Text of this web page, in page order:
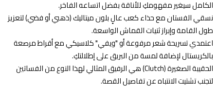
الكامل سيغير مفهومكِ للأناقة بفضل اتساعه الفاخر.
نسقي الفستان مع حذاء كعب عالٍ بلون ميتاليك (ذهبي أو فضي) لتعزيز
طول القامة وإبراز ثنيات القماش الواسعة.
اعتمدي تسريحة شعر مرفوعة أو "ويفي" كلاسيكي مع أقراط مرصعة
بالكريستال لإضافة لمسة من البريق على إطلالتكِ.
الحقيبة الصغيرة (Clutch) هي الرفيق المثالي لهذا النوع من الفساتين
لتجنب تشتيت الانتباه عن تفاصيل القصة.